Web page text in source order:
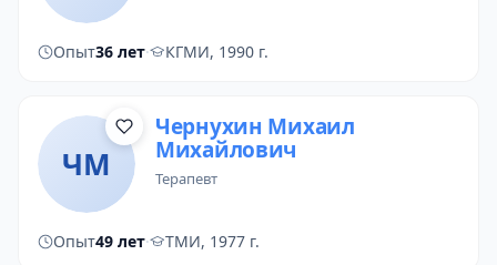
Опыт36 лет· КГМИ, 1990 г.
ЧМ
Чернухин Михаил
Михайлович
терапевт
Опыт49 лет· ТМИ, 1977 г.